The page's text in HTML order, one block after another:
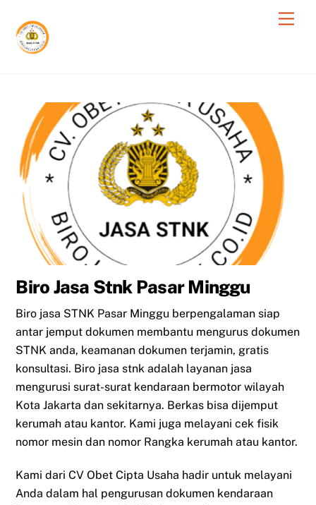
content
Biro Jasa Stnk Pasar Minggu
Biro jasa STNK Pasar Minggu berpengalaman siap
antar jemput dokumen membantu mengurus dokumen
STNK anda, keamanan dokumen terjamin, gratis
konsultasi. Biro jasa stnk adalah layanan jasa
mengurusi surat-surat kendaraan bermotor wilayah
Kota Jakarta dan sekitarnya. Berkas bisa dijemput
kerumah atau kantor. Kami juga melayani cek fisik
nomor mesin dan nomor Rangka kerumah atau kantor.
Kami dari CV Obet Cipta Usaha hadir untuk melayani
Anda dalam hal pengurusan dokumen kendaraan